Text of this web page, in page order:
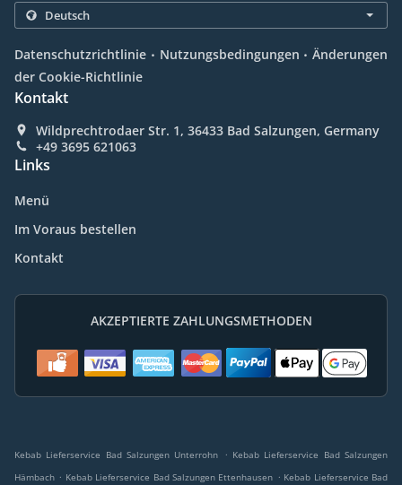
Datenschutzrichtlinie . Nutzungsbedingungen . Änderungen
der Cookie-Richtlinie
Kontakt
Wildprechtrodaer Str. 1, 36433 Bad Salzungen, Germany
+49 3695 621063
Links
Menü
Im Voraus bestellen
Kontakt
AKZEPTIERTE ZAHLUNGSMETHODEN
Kebab Lieferservice Bad Salzungen Unterrohn . Kebab Lieferservice Bad Salzungen
Hämbach . Kebab Lieferservice Bad Salzungen Ettenhausen . Kebab Lieferservice Bad